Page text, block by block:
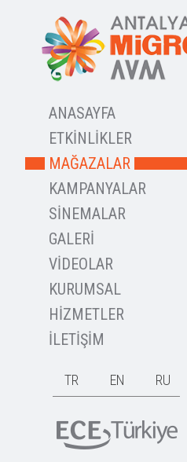
ANASAYFA
ETKİNLİKLER
MAĞAZALAR
KAMPANYALAR
SİNEMALAR
GALERİ
VİDEOLAR
KURUMSAL
HİZMETLER
İLETİŞİM
TR EN RU